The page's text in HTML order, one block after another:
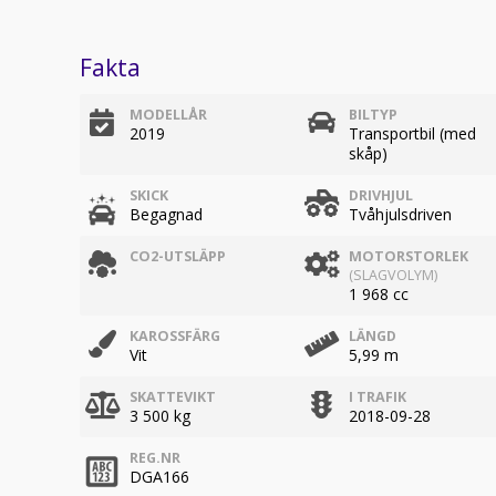
Fakta
MODELLÅR
2019
BILTYP
Transportbil (med
skåp)
SKICK
Begagnad
DRIVHJUL
Tvåhjulsdriven
CO2-UTSLÄPP
MOTORSTORLEK
(SLAGVOLYM)
1 968 cc
KAROSSFÄRG
Vit
LÄNGD
5,99 m
SKATTEVIKT
3 500 kg
I TRAFIK
2018-09-28
REG.NR
DGA166